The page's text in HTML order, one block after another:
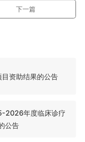
下一篇
资助结果的公告
2026年度临床诊疗
公告